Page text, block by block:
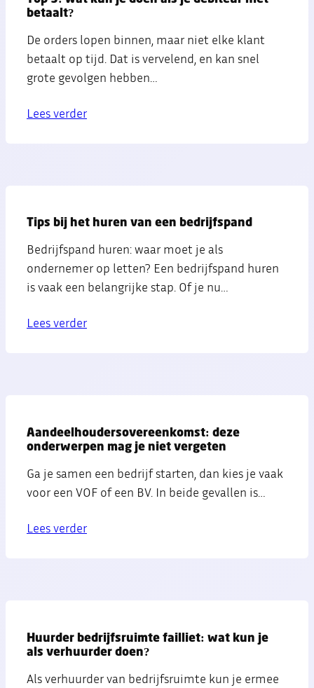
betaalt?
De orders lopen binnen, maar niet elke klant
betaalt op tijd. Dat is vervelend, en kan snel
grote gevolgen hebben…
Lees verder
Tips bij het huren van een bedrijfspand
Bedrijfspand huren: waar moet je als
ondernemer op letten? Een bedrijfspand huren
is vaak een belangrijke stap. Of je nu…
Lees verder
Aandeelhoudersovereenkomst: deze
onderwerpen mag je niet vergeten
Ga je samen een bedrijf starten, dan kies je vaak
voor een VOF of een BV. In beide gevallen is…
Lees verder
Huurder bedrijfsruimte failliet: wat kun je
als verhuurder doen?
Als verhuurder van bedrijfsruimte kun je ermee